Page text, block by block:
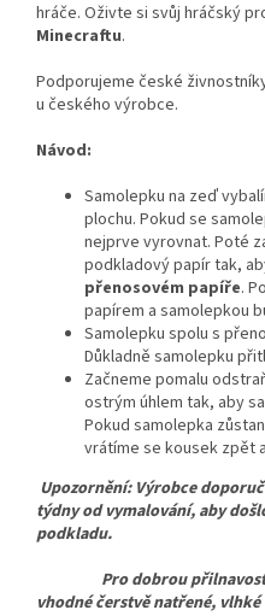
hráče. Oživte si svůj hráčský
Minecraftu.
Podporujeme české
u českého výrobce.
Návod:
Samolepku na zeď
plochu. Pokud se
nejprve vyrovnat. Poté
podkladový papír tak,
přenosovém papíře.
papírem a samolepkou
Samolepku spolu s
Důkladně samolepku
Začneme pomalu
ostrým úhlem tak, aby
Pokud samolepka
vrátíme se kousek zpět
Upozornění: Výrobce
týdny od vymalování, aby
podkladu.
Pro dobrou přilnavost
vhodné čerstvě natřené,